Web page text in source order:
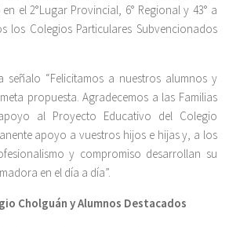
el 2°Lugar Provincial, 6° Regional y 43° a
los Colegios Particulares Subvencionados
señalo “Felicitamos a nuestros alumnos y
propuesta. Agradecemos a las Familias
al Proyecto Educativo del Colegio
apoyo a vuestros hijos e hijas y, a los
y compromiso desarrollan su
en el día a día”.
Cholguán y Alumnos Destacados